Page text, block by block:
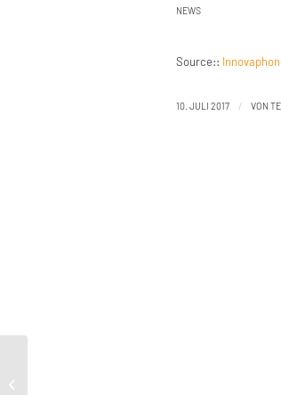
NEWS
Source::
10. JULI 2017 / VON